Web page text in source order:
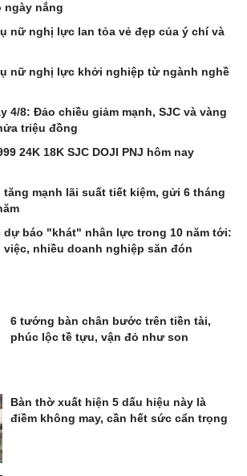
ngày nắng
nữ nghị lực lan tỏa vẻ đẹp của ý chí và
nữ nghị lực khởi nghiệp từ ngành nghề
4/8: Đảo chiều giảm mạnh, SJC và vàng
triệu đồng
24K 18K SJC DOJI PNJ hôm nay
tăng mạnh lãi suất tiết kiệm, gửi 6 tháng
dự báo "khát" nhân lực trong 10 năm tới:
nhiều doanh nghiệp săn đón
6 tướng bàn chân bước trên tiền tài,
phúc lộc tề tựu, vận đỏ như son
Bàn thờ xuất hiện 5 dấu hiệu này là
điềm không may, cần hết sức cẩn trọng